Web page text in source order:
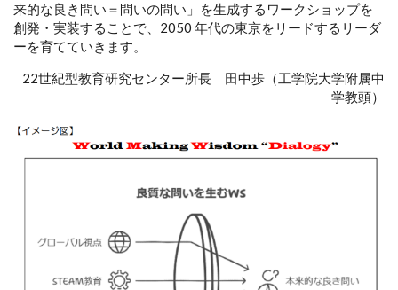
来的な良き問い＝問いの問い」を生成するワークショップを
創発・実装することで、2050 年代の東京をリードするリーダ
ーを育てていきます。
22世紀型教育研究センター所長 田中歩（工学院大学附属中
学教頭）